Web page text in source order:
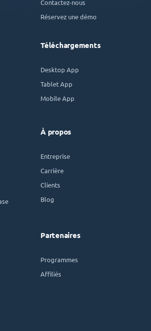
Contactez-nous
Réservez une démo
Téléchargements
Desktop App
Tablet App
Mobile App
À propos
Entreprise
Carrière
Clients
Blog
Partenaires
Programmes
Affiliés